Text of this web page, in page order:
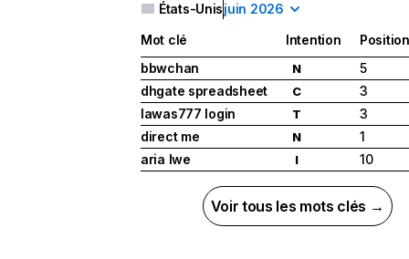
États-Unisjuin 2026
Mot clé Intention
Position
bbwchan
N
5
dhgate spreadsheet
C
3
lawas777 login
T
3
direct me
N
1
aria lwe
I 10
Voir tous les mots clés →